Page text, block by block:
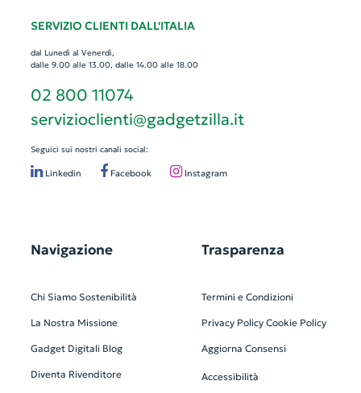
SERVIZIO CLIENTI DALL'ITALIA
dal Lunedì al Venerdì,
dalle 9.00 alle 13.00, dalle 14.00 alle 18.00
02 800 11074
servizioclienti@gadgetzilla.it
Seguici sui nostri canali social:
Linkedin Facebook Instagram
Navigazione
Chi Siamo Sostenibilità
La Nostra Missione
Gadget Digitali Blog
Diventa Rivenditore
Trasparenza
Termini e Condizioni
Privacy Policy Cookie Policy
Aggiorna Consensi
Accessibilità